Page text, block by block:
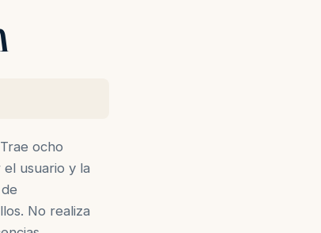
ocho
usuario y la
No realiza